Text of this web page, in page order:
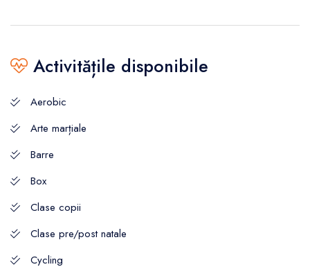
Activitățile disponibile
Aerobic
Arte marțiale
Barre
Box
Clase copii
Clase pre/post natale
Cycling